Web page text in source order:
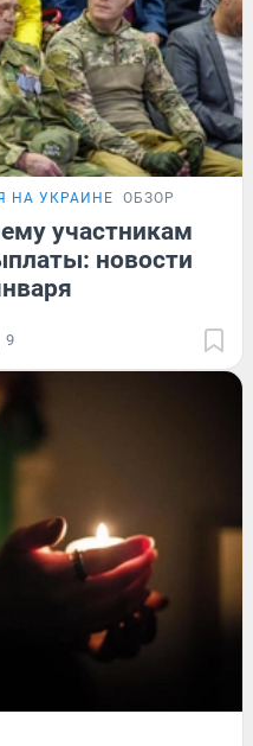
НА УКРАИНЕ ОБЗОР
участникам
новости
9